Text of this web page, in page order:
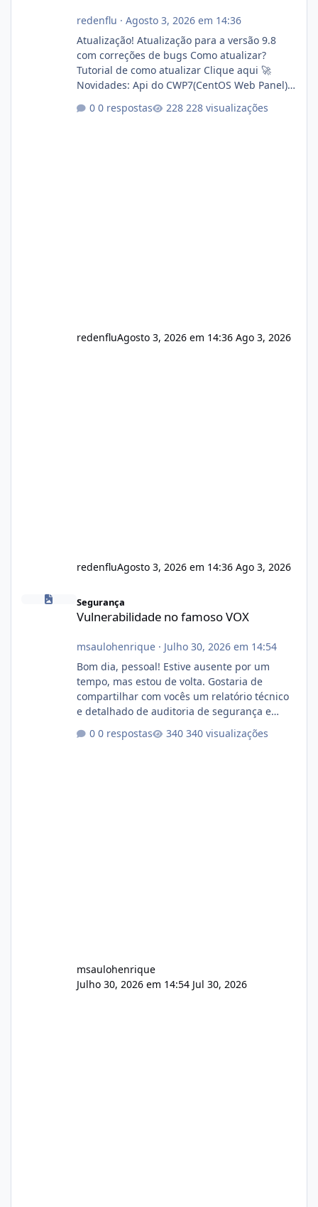
redenflu · Agosto 3, 2026 em 14:36
Atualização! Atualização para a versão 9.8
com correções de bugs Como atualizar?
Tutorial de como atualizar Clique aqui 🚀
Novidades: Api do CWP7(CentOS Web Panel)
autorizado a usasr o isistem:
0 respostas 228 visualizações
redenfluAgosto 3, 2026 em 14:36 Ago 3, 2026
redenfluAgosto 3, 2026 em 14:36 Ago 3, 2026
Vulnerabilidade no famoso VOX
Segurança
Vulnerabilidade no famoso VOX
msaulohenrique· Julho 30, 2026 em 14:54
Bom dia, pessoal! Estive ausente por um
tempo, mas estou de volta. Gostaria de
compartilhar com vocês um relatório técnico
e detalhado de auditoria de segurança e
conformidade referente ao VOXPANEL (versão
atualmente em circulação e comercialização
0 respostas 340 visualizações
msaulohenrique
Julho 30, 2026 em 14:54 Jul 30, 2026